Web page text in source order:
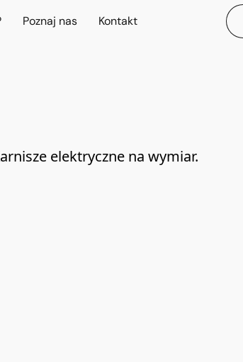
Poznaj nas Kontakt
elektryczne na wymiar.